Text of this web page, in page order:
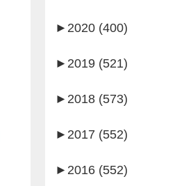
► 2020 (400)
► 2019 (521)
► 2018 (573)
► 2017 (552)
► 2016 (552)